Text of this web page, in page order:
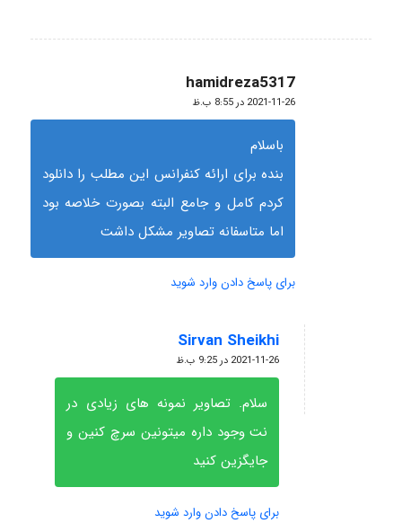
hamidreza5317
گفته:
2021-11-26 در 8:55 ب.ظ
باسلام
بنده برای ارائه کنفرانس این مطلب را دانلود
کردم کامل و جامع البته بصورت خلاصه بود
اما متاسفانه تصاویر مشکل داشت
برای پاسخ دادن وارد شوید
Sirvan Sheikhi
گفته:
2021-11-26 در 9:25 ب.ظ
سلام. تصاویر نمونه های زیادی در
نت وجود داره میتونین سرچ کنین و
جایگزین کنید
برای پاسخ دادن وارد شوید